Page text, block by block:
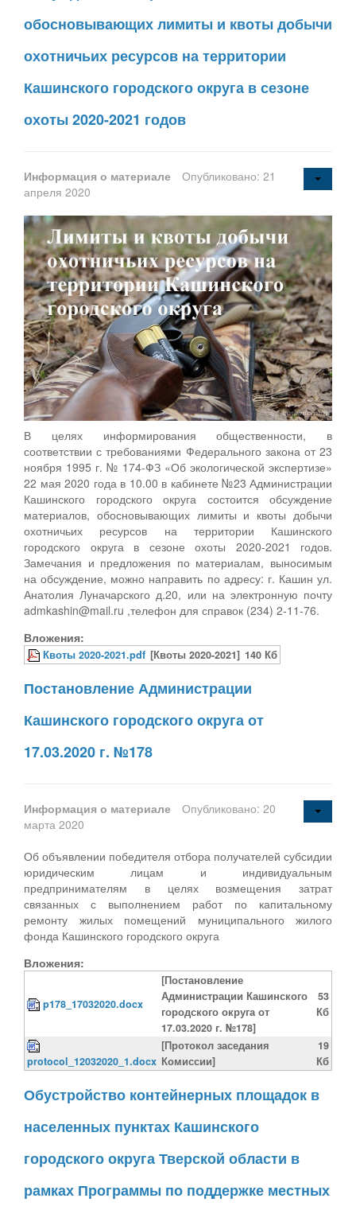
обосновывающих лимиты и квоты добычи
охотничьих ресурсов на территории
Кашинского городского округа в сезоне
охоты 2020-2021 годов
Информация о материале
Опубликовано: 21
апреля 2020
В целях информирования общественности, в
соответствии с требованиями Федерального закона от 23
ноября 1995 г. № 174-ФЗ «Об экологической экспертизе»
22 мая 2020 года в 10.00 в кабинете №23 Администрации
Кашинского городского округа состоится обсуждение
материалов, обосновывающих лимиты и квоты добычи
охотничьих ресурсов на территории Кашинского
городского округа в сезоне охоты 2020-2021 годов.
Замечания и предложения по материалам, выносимым
на обсуждение, можно направить по адресу: г. Кашин ул.
Анатолия Луначарского д.20, или на электронную почту
admkashin@mail.ru ,телефон для справок (234) 2-11-76.
Вложения:
Квоты 2020-2021.pdf [Квоты 2020-2021] 140 Кб
Постановление Администрации
Кашинского городского округа от
17.03.2020 г. №178
Информация о материале
Опубликовано: 20
марта 2020
Об объявлении победителя отбора получателей субсидии
юридическим лицам и индивидуальным
предпринимателям в целях возмещения затрат
связанных с выполнением работ по капитальному
ремонту жилых помещений муниципального жилого
фонда Кашинского городского округа
Вложения:
p178_17032020.docx
[Постановление
Администрации Кашинского
городского округа от
17.03.2020 г. №178]
53
Кб
protocol_12032020_1.docx
[Протокол заседания
Комиссии]
19
Кб
Обустройство контейнерных площадок в
населенных пунктах Кашинского
городского округа Тверской области в
рамках Программы по поддержке местных